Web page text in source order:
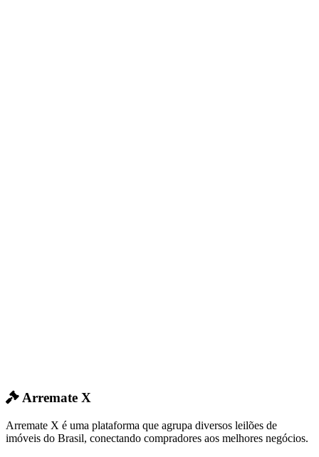
Arremate X
Arremate X é uma plataforma que agrupa diversos leilões de
imóveis do Brasil, conectando compradores aos melhores negócios.